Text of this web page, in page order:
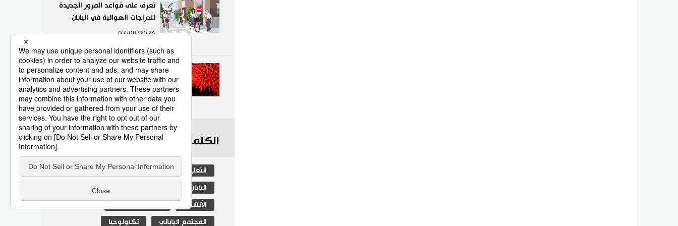
9
تعرف على قواعد المرور الجديدة
للدراجات الهوائية في اليابان
07/08/2026
10
تجربة ضوئية جديدة في طوكيو
مع «تيم لاب بوردرليس»
02/08/2026
الكلمات الأكثر بحثا
التعليم الياباني ثقافة جيجي برس
اليابان مجتمع
الأنشطة
المجتمع الياباني تكنولوجيا